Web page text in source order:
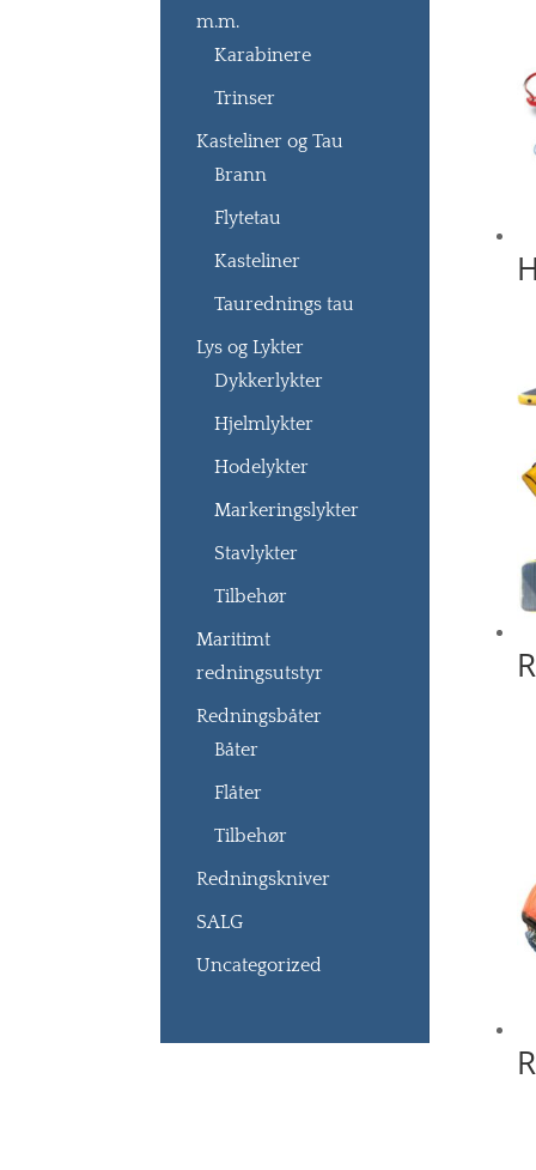
m.m.
Karabinere
Trinser
Kasteliner og Tau
Brann
Flytetau
Kasteliner
Taurednings tau
Lys og Lykter
Dykkerlykter
Hjelmlykter
Hodelykter
Markeringslykter
Stavlykter
Tilbehør
Maritimt
redningsutstyr
Redningsbåter
Båter
Flåter
Tilbehør
Redningskniver
SALG
Uncategorized